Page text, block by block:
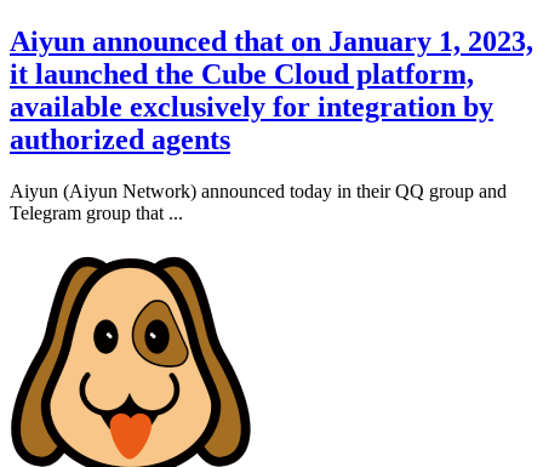
Aiyun announced that on January 1, 2023,
it launched the Cube Cloud platform,
available exclusively for integration by
authorized agents
Aiyun (Aiyun Network) announced today in their QQ group and
Telegram group that ...